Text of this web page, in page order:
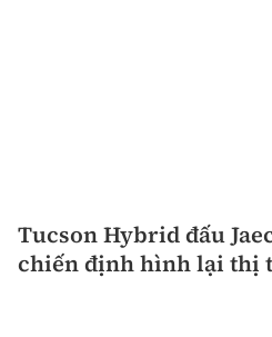
Tucson Hybrid đấu
chiến định hình lại thị